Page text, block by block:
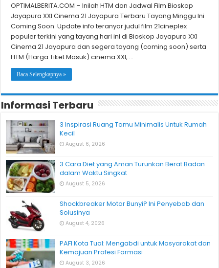
OPTIMALBERITA.COM – Inilah HTM dan Jadwal Film Bioskop
Jayapura XXI Cinema 21 Jayapura Terbaru Tayang Minggu Ini
Coming Soon. Update info teranyar judul film 21cineplex
populer terkini yang tayang hari ini di Bioskop Jayapura XXI
Cinema 21 Jayapura dan segera tayang (coming soon) serta
HTM (Harga Tiket Masuk) cinema XXI, …
Baca Selengkapnya »
Informasi Terbaru
3 Inspirasi Ruang Tamu Minimalis Untuk Rumah
Kecil
August 6, 2026
3 Cara Diet yang Aman Turunkan Berat Badan
dalam Waktu Singkat
August 5, 2026
Shockbreaker Motor Bunyi? Ini Penyebab dan
Solusinya
August 4, 2026
PAFI Kota Tual: Mengabdi untuk Masyarakat dan
Kemajuan Profesi Farmasi
August 3, 2026